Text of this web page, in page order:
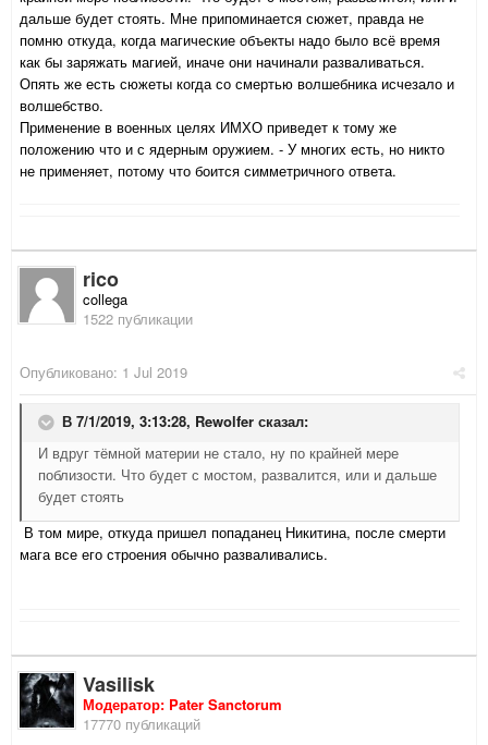
дальше будет стоять. Мне припоминается сюжет, правда не
помню откуда, когда магические объекты надо было всё время
как бы заряжать магией, иначе они начинали разваливаться.
Опять же есть сюжеты когда со смертью волшебника исчезало и
волшебство.
Применение в военных целях ИМХО приведет к тому же
положению что и с ядерным оружием. - У многих есть, но никто
не применяет, потому что боится симметричного ответа.
rico
collega
1522 публикации
Опубликовано: 1 Jul 2019
В 7/1/2019, 3:13:28, Rewolfer сказал:
И вдруг тёмной материи не стало, ну по крайней мере
поблизости. Что будет с мостом, развалится, или и дальше
будет стоять
В том мире, откуда пришел попаданец Никитина, после смерти
мага все его строения обычно разваливались.
Vasilisk
Модератор: Pater Sanctorum
17770 публикаций